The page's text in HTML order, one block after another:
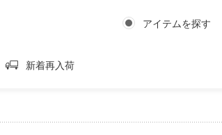
アイテムを探す
新着再入荷